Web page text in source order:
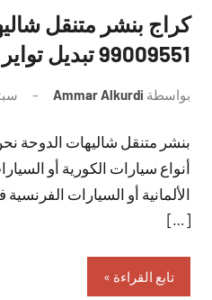
كراج بنشر متنقل
99009551‬ تبديل تواير و بطارية السيارة
بواسطة Ammar Alkurdi
بنشر متنقل شاليهات الدوحة
أنواع سيارات الكورية أو
الألمانية أو السيارات
[…]
تابع القراءة